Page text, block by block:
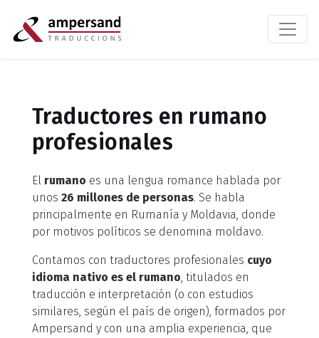
Traductores en rumano
profesionales
El rumano es una lengua romance hablada por
unos 26 millones de personas. Se habla
principalmente en Rumanía y Moldavia, donde
por motivos políticos se denomina moldavo.
Contamos con traductores profesionales cuyo
idioma nativo es el rumano, titulados en
traducción e interpretación (o con estudios
similares, según el país de origen), formados por
Ampersand y con una amplia experiencia, que